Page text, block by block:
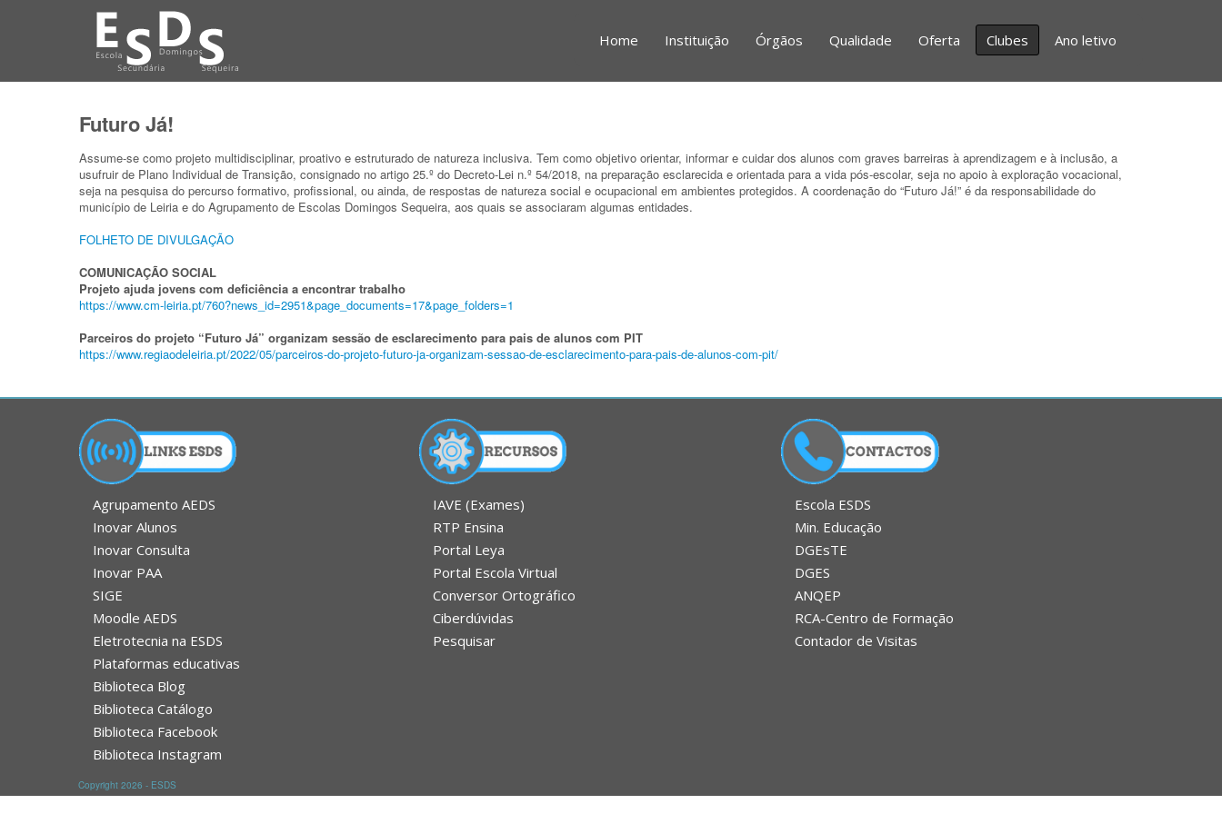
Home Instituição Órgãos Qualidade Oferta Clubes Ano letivo
Copyright 2026 - ESDS
Futuro Já!
Assume-se como projeto multidisciplinar, proativo e estruturado de natureza inclusiva. Tem como objetivo orientar, informar e cuidar dos alunos com graves barreiras à aprendizagem e à inclusão, a
usufruir de Plano Individual de Transição, consignado no artigo 25.º do Decreto-Lei n.º 54/2018, na preparação esclarecida e orientada para a vida pós-escolar, seja no apoio à exploração vocacional,
seja na pesquisa do percurso formativo, profissional, ou ainda, de respostas de natureza social e ocupacional em ambientes protegidos. A coordenação do “Futuro Já!” é da responsabilidade do
município de Leiria e do Agrupamento de Escolas Domingos Sequeira, aos quais se associaram algumas entidades.
FOLHETO DE DIVULGAÇÃO
COMUNICAÇÃO SOCIAL
Projeto ajuda jovens com deficiência a encontrar trabalho
https://www.cm-leiria.pt/760?news_id=2951&page_documents=17&page_folders=1
Parceiros do projeto “Futuro Já” organizam sessão de esclarecimento para pais de alunos com PIT
https://www.regiaodeleiria.pt/2022/05/parceiros-do-projeto-futuro-ja-organizam-sessao-de-esclarecimento-para-pais-de-alunos-com-pit/
Agrupamento AEDS
Inovar Alunos
Inovar Consulta
Inovar PAA
SIGE
Moodle AEDS
Eletrotecnia na ESDS
Plataformas educativas
Biblioteca Blog
Biblioteca Catálogo
Biblioteca Facebook
Biblioteca Instagram
IAVE (Exames)
RTP Ensina
Portal Leya
Portal Escola Virtual
Conversor Ortográfico
Ciberdúvidas
Pesquisar
Escola ESDS
Min. Educação
DGEsTE
DGES
ANQEP
RCA-Centro de Formação
Contador de Visitas